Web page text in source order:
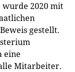
wurde 2020 mit
gestellt.
eine
Mitarbeiter.